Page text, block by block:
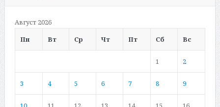
Август 2026
Пн
Вт Ср Чт Пт Сб Вс
1 2
3 4 5 6 7 8 9